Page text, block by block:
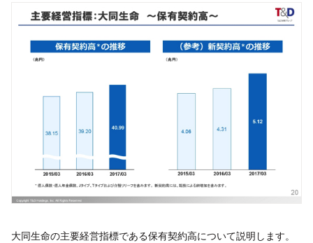
大同生命の主要経営指標である保有契約高について説明します。